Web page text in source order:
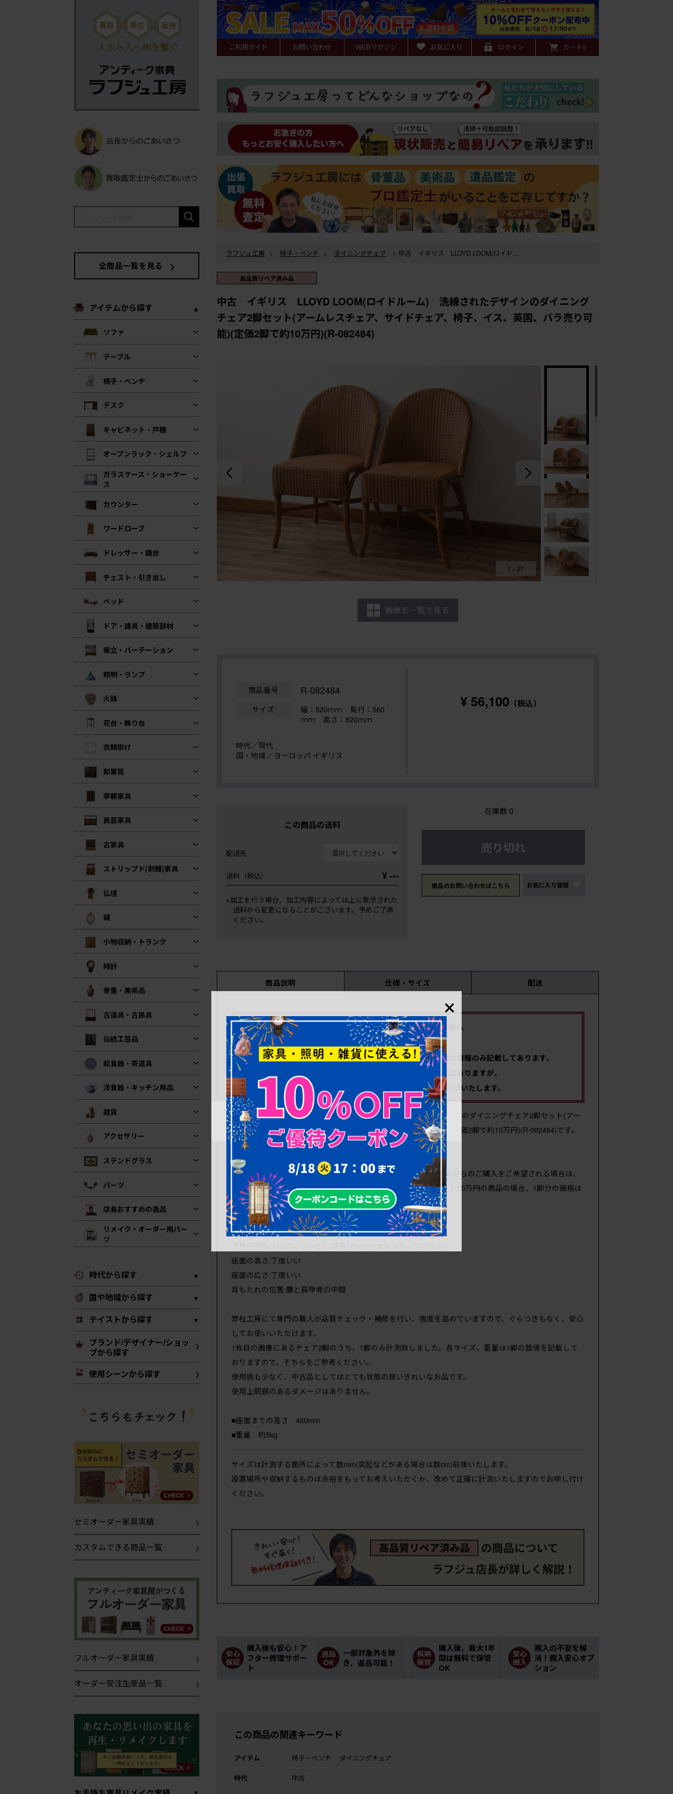
全商品一覧を見る
アイテムから探す
ソファ
テーブル
椅子・ベンチ
デスク
キャビネット・戸棚
オープンラック・シェルフ
ガラスケース・ショーケー
ス
カウンター
ワードローブ
ドレッサー・鏡台
チェスト・引き出し
ベッド
ドア・建具・建築部材
衝立・パーテーション
照明・ランプ
火鉢
花台・飾り台
衣類掛け
和箪笥
李朝家具
民芸家具
古家具
ストリップド(剥離)家具
仏壇
鏡
小物収納・トランク
時計
骨董・美術品
古道具・古民具
伝統工芸品
和食器・茶道具
洋食器・キッチン用品
雑貨
アクセサリー
ステンドグラス
パーツ
店長おすすめの逸品
リメイク・オーダー用パー
ツ
時代から探す
国や地域から探す
テイストから探す
ブランド/デザイナー/ショッ
プから探す
使用シーンから探す
セミオーダー家具実績
カスタムできる商品一覧
フルオーダー家具実績
オーダー受注生産品一覧
ご利用ガイド お問い合わせ WEBマガジン お気に入り ログイン カート0
ラフジュ工房 > 椅子・ベンチ > ダイニングチェア
イス、英国、バラ売り可能)(定価2脚で約10万円)(R-082484)
高品質リペア済み品
中古 イギリス LLOYD LOOM(ロイドルーム) 洗練されたデザインのダイニング
チェア2脚セット(アームレスチェア、サイドチェア、椅子、イス、英国、バラ売り可
能)(定価2脚で約10万円)(R-082484)
1 /27
画像を一覧で見る
商品番号 R-082484
サイズ 幅：520ｍｍ 奥行：560
ｍｍ 高さ：820ｍｍ
時代／現代
国・地域／ヨーロッパ イギリス
¥ 56,100 （税込）
この商品の送料
配送先
送料（税込） ¥ ---
※加工を行う場合、加工内容によっては上に表示された
送料から変更になることがございます。予めご了承
ください。
在庫数 0
売り切れ
商品のお問い合わせはこちら お気に入り登録
商品説明 仕様・サイズ 配送
こちらの商品をご覧のお客様へ
こちらの商品に関しましてはサイズや状態など、最低限の情報のみ記載してあります。
商品説明文はこれから順次載せる予定ではありますが、
お問い合わせいただければ、優先してアップいたします。
中古 イギリス LLOYD LOOM(ロイドルーム) 洗練されたデザインのダイニングチェア2脚セット(アー
ムレスチェア、サイドチェア、椅子、イス、英国、バラ売り可能)(定価2脚で約10万円)(R-082484)です。
※こちらの商品は、1脚からのご購入が可能です※
現在の商品価格はセット販売での価格となっておりますため、1脚からのご購入をご希望される場合は、
セット販売の価格を脚数で等分した価格となります。(例:4脚セット20万円の商品の場合、1脚分の価格は
5万円)
ご希望の方はお気軽にお問い合わせください。
座面の高さ:丁度いい
座面の広さ:丁度いい
背もたれの位置:腰と肩甲骨の中間
弊社工房にて専門の職人が品質チェック・補修を行い、強度を高めていますので、ぐらつきもなく、安心
してお使いいただけます。
1枚目の画像にあるチェア2脚のうち、1脚のみ計測致しました。各サイズ、重量は1脚の数値を記載して
おりますので、そちらをご参考ください。
使用感も少なく、中古品としてはとても状態の良いきれいなお品です。
使用上問題のあるダメージはありません。
■座面までの高さ 460mm
■重量 約5kg
サイズは計測する箇所によって数mm(突起などがある場合は数cm)前後いたします。
設置場所や収納するものは余裕をもってお考えいただくか、改めて正確に計測いたしますのでお申し付け
ください。
購入後も安心！ア
フター修理サポー
ト
一部対象外を除
き、返品可能！
購入後、最大1年
間は無料で保管
OK
搬入の不安を解
消！搬入安心オプ
ション
この商品の関連キーワード
アイテム 椅子・ベンチ ダイニングチェア
時代 中古
×